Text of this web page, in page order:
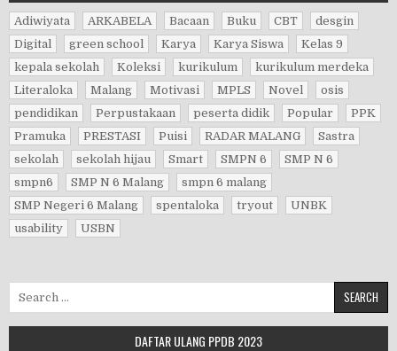
Adiwiyata ARKABELA Bacaan Buku CBT
desgin
Digital
green school Karya Karya Siswa
Kelas 9
kepala sekolah
Koleksi kurikulum
kurikulum merdeka
Literaloka
Malang Motivasi MPLS Novel
osis
pendidikan
Perpustakaan peserta didik Popular
PPK
Pramuka
PRESTASI Puisi RADAR MALANG
Sastra
sekolah
sekolah hijau Smart SMPN 6
SMP N 6
smpn6
SMP N 6 Malang
smpn 6 malang
SMP Negeri 6 Malang
spentaloka tryout
UNBK
usability
USBN
DAFTAR ULANG PPDB 2023